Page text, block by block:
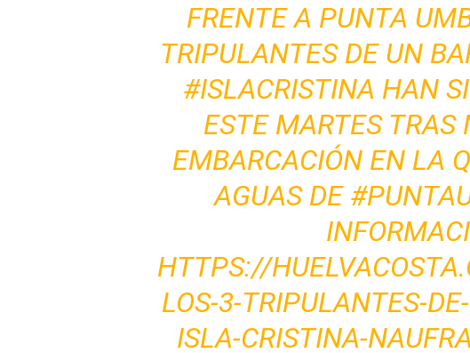
FRENTE A PUNTA
TRIPULANTES DE UN
#ISLACRISTINA HAN
ESTE MARTES TRAS
EMBARCACIÓN EN LA
AGUAS DE
HTTPS://
LOS-3-TRIPULANTES-
ISLA-CRISTINA-